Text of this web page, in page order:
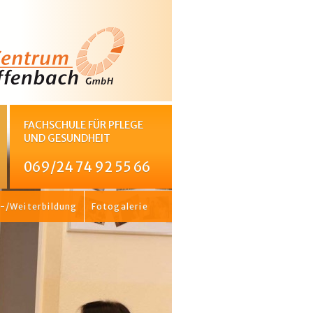
FACHSCHULE FÜR PFLEGE
UND GESUNDHEIT
069/24 74 92 55 66
Weiterbildung Fotogalerie